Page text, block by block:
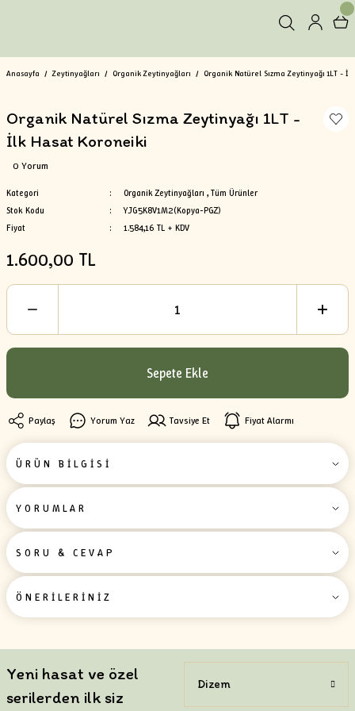
Anasayfa Zeytinyağları Organik Zeytinyağları Organik Natürel Sızma Zeytinyağı 1LT -
Organik Natürel Sızma Zeytinyağı 1LT -
İlk Hasat Koroneiki
0 Yorum
Kategori Organik Zeytinyağları , Tüm Ürünler
Stok Kodu
YJG5K8V1M2(Kopya-PGZ)
Fiyat
1.584,16 TL + KDV
1.600,00 TL
Sepete Ekle
Paylaş Yorum Yaz Tavsiye Et Fiyat Alarmı
ÜRÜN BİLGİSİ
YORUMLAR
SORU & CEVAP
ÖNERİLERİNİZ
Yeni hasat ve özel
serilerden ilk siz
Dizem